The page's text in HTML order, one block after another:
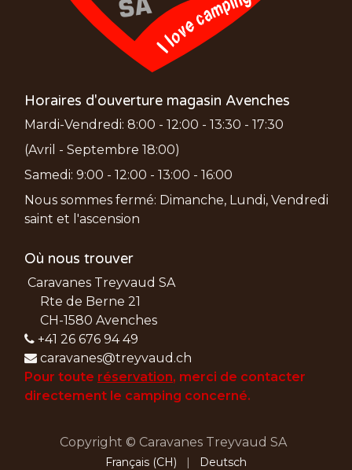
Horaires d'ouverture magasin Avenches
Mardi-Vendredi: 8:00 - 12:00 - 13:30 - 17:30
(Avril - Septembre 18:00)
Samedi: 9:00 - 12:00 - 13:00 - 16:00
Nous sommes fermé: Dimanche, Lundi, Vendredi
saint et l'ascension
Où nous trouver
Caravanes Treyvaud SA
Rte de Berne 21
CH-1580 Avenches
+41 26 676 94 49
caravanes@treyvaud.ch
Pour toute réservation, merci de contacter
directement le camping concerné.
Copyright © Caravanes Treyvaud SA
Français (CH) | Deutsch